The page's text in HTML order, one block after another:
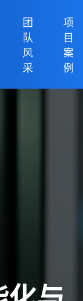
团
队
风
采
项
目
案
例